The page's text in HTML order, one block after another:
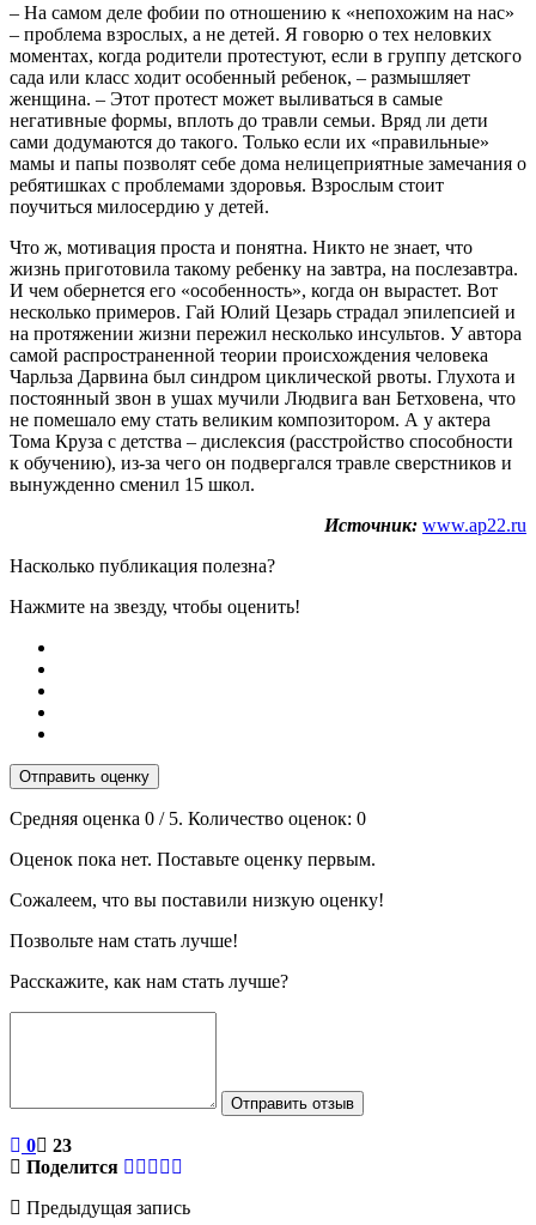
– На самом деле фобии по отношению к «непохожим на нас»
– проблема взрослых, а не детей. Я говорю о тех неловких
моментах, когда родители протестуют, если в группу детского
сада или класс ходит особенный ребенок, – размышляет
женщина. – Этот протест может выливаться в самые
негативные формы, вплоть до травли семьи. Вряд ли дети
сами додумаются до такого. Только если их «правильные»
мамы и папы позволят себе дома нелицеприятные замечания о
ребятишках с проблемами здоровья. Взрослым стоит
поучиться милосердию у детей.
Что ж, мотивация проста и понятна. Никто не знает, что
жизнь приготовила такому ребенку на завтра, на послезавтра.
И чем обернется его «особенность», когда он вырастет. Вот
несколько примеров. Гай Юлий Цезарь страдал эпилепсией и
на протяжении жизни пережил несколько инсультов. У автора
самой распространенной теории происхождения человека
Чарльза Дарвина был синдром циклической рвоты. Глухота и
постоянный звон в ушах мучили Людвига ван Бетховена, что
не помешало ему стать великим композитором. А у актера
Тома Круза с детства – дислексия (расстройство способности
к обучению), из-за чего он подвергался травле сверстников и
вынужденно сменил 15 школ.
Источник: www.ap22.ru
Насколько публикация полезна?
Нажмите на звезду, чтобы оценить!
Отправить оценку
Средняя оценка 0 / 5. Количество оценок: 0
Оценок пока нет. Поставьте оценку первым.
Сожалеем, что вы поставили низкую оценку!
Позвольте нам стать лучше!
Расскажите, как нам стать лучше?
Отправить отзыв
0
23
Поделится
Предыдущая запись